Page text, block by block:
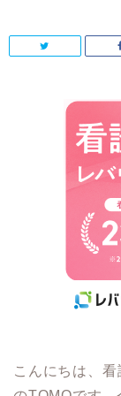
こんにちは、